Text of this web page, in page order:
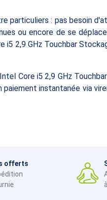
particuliers : pas besoin
ou encore de se
2,9 GHz Touchbar
Core i5 2,9 GHz
instantanée via
offerts